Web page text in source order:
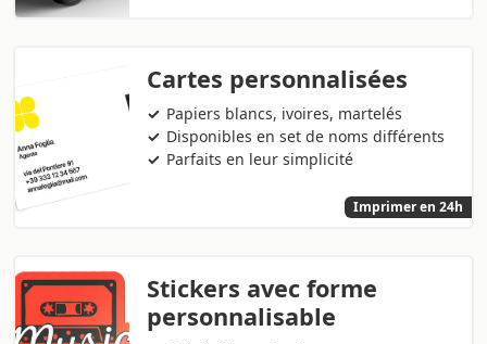
Cartes personnalisées
Papiers blancs, ivoires, martelés
Disponibles en set de noms différents
Parfaits en leur simplicité
Imprimer en 24h
Stickers avec forme
personnalisable